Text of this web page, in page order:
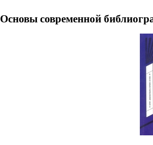
Основы современной